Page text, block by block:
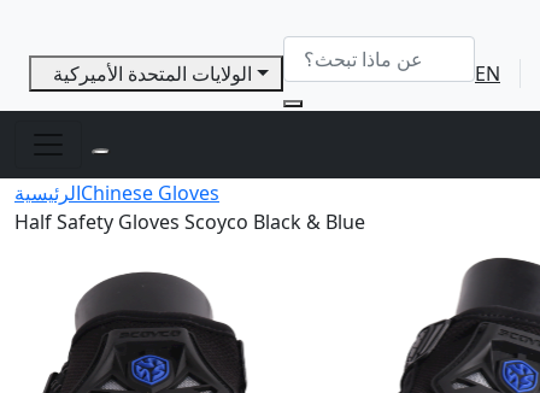
EN
الرئيسيةChinese Gloves
Half Safety Gloves Scoyco Black & Blue